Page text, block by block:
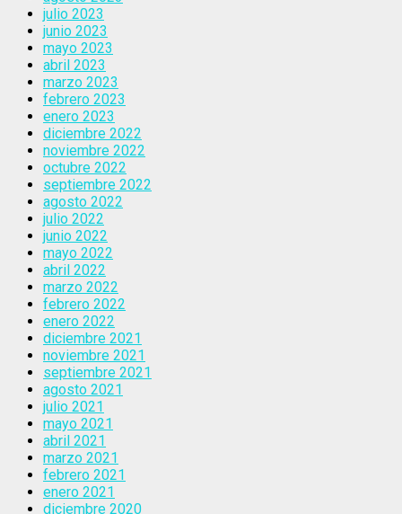
julio 2023
junio 2023
mayo 2023
abril 2023
marzo 2023
febrero 2023
enero 2023
diciembre 2022
noviembre 2022
octubre 2022
septiembre 2022
agosto 2022
julio 2022
junio 2022
mayo 2022
abril 2022
marzo 2022
febrero 2022
enero 2022
diciembre 2021
noviembre 2021
septiembre 2021
agosto 2021
julio 2021
mayo 2021
abril 2021
marzo 2021
febrero 2021
enero 2021
diciembre 2020